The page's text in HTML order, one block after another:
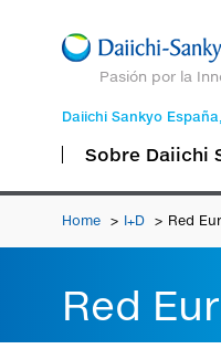
Pasión por la
Daiichi Sankyo
Sobre Daiichi
Home I+D Red
Red